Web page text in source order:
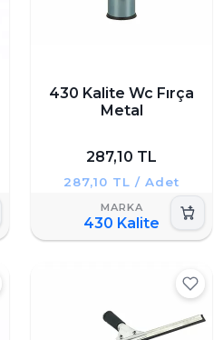
430 Kalite Wc Fırça
Metal
287,10 TL
287,10 TL / Adet
430 Kalite